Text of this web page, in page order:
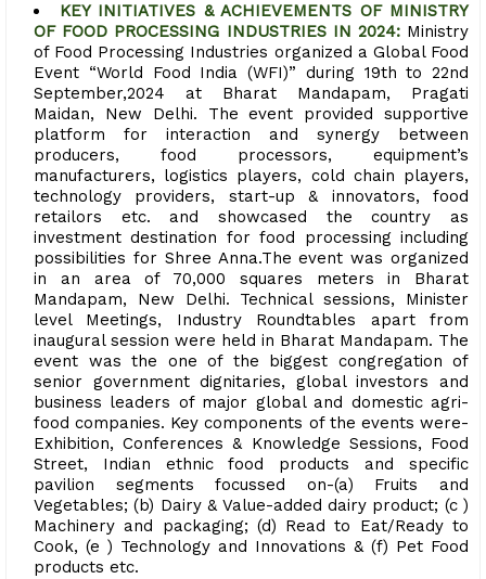
KEY INITIATIVES & ACHIEVEMENTS OF MINISTRY
OF FOOD PROCESSING INDUSTRIES IN 2024: Ministry
of Food Processing Industries organized a Global Food
Event “World Food India (WFI)” during 19th to 22nd
September,2024 at Bharat Mandapam, Pragati
Maidan, New Delhi. The event provided supportive
platform for interaction and synergy between
producers, food processors, equipment’s
manufacturers, logistics players, cold chain players,
technology providers, start-up & innovators, food
retailors etc. and showcased the country as
investment destination for food processing including
possibilities for Shree Anna.The event was organized
in an area of 70,000 squares meters in Bharat
Mandapam, New Delhi. Technical sessions, Minister
level Meetings, Industry Roundtables apart from
inaugural session were held in Bharat Mandapam. The
event was the one of the biggest congregation of
senior government dignitaries, global investors and
business leaders of major global and domestic agri-
food companies. Key components of the events were-
Exhibition, Conferences & Knowledge Sessions, Food
Street, Indian ethnic food products and specific
pavilion segments focussed on-(a) Fruits and
Vegetables; (b) Dairy & Value-added dairy product; (c )
Machinery and packaging; (d) Read to Eat/Ready to
Cook, (e ) Technology and Innovations & (f) Pet Food
products etc.